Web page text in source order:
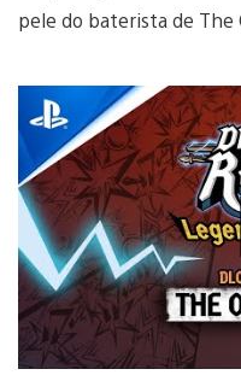
pele do baterista de The